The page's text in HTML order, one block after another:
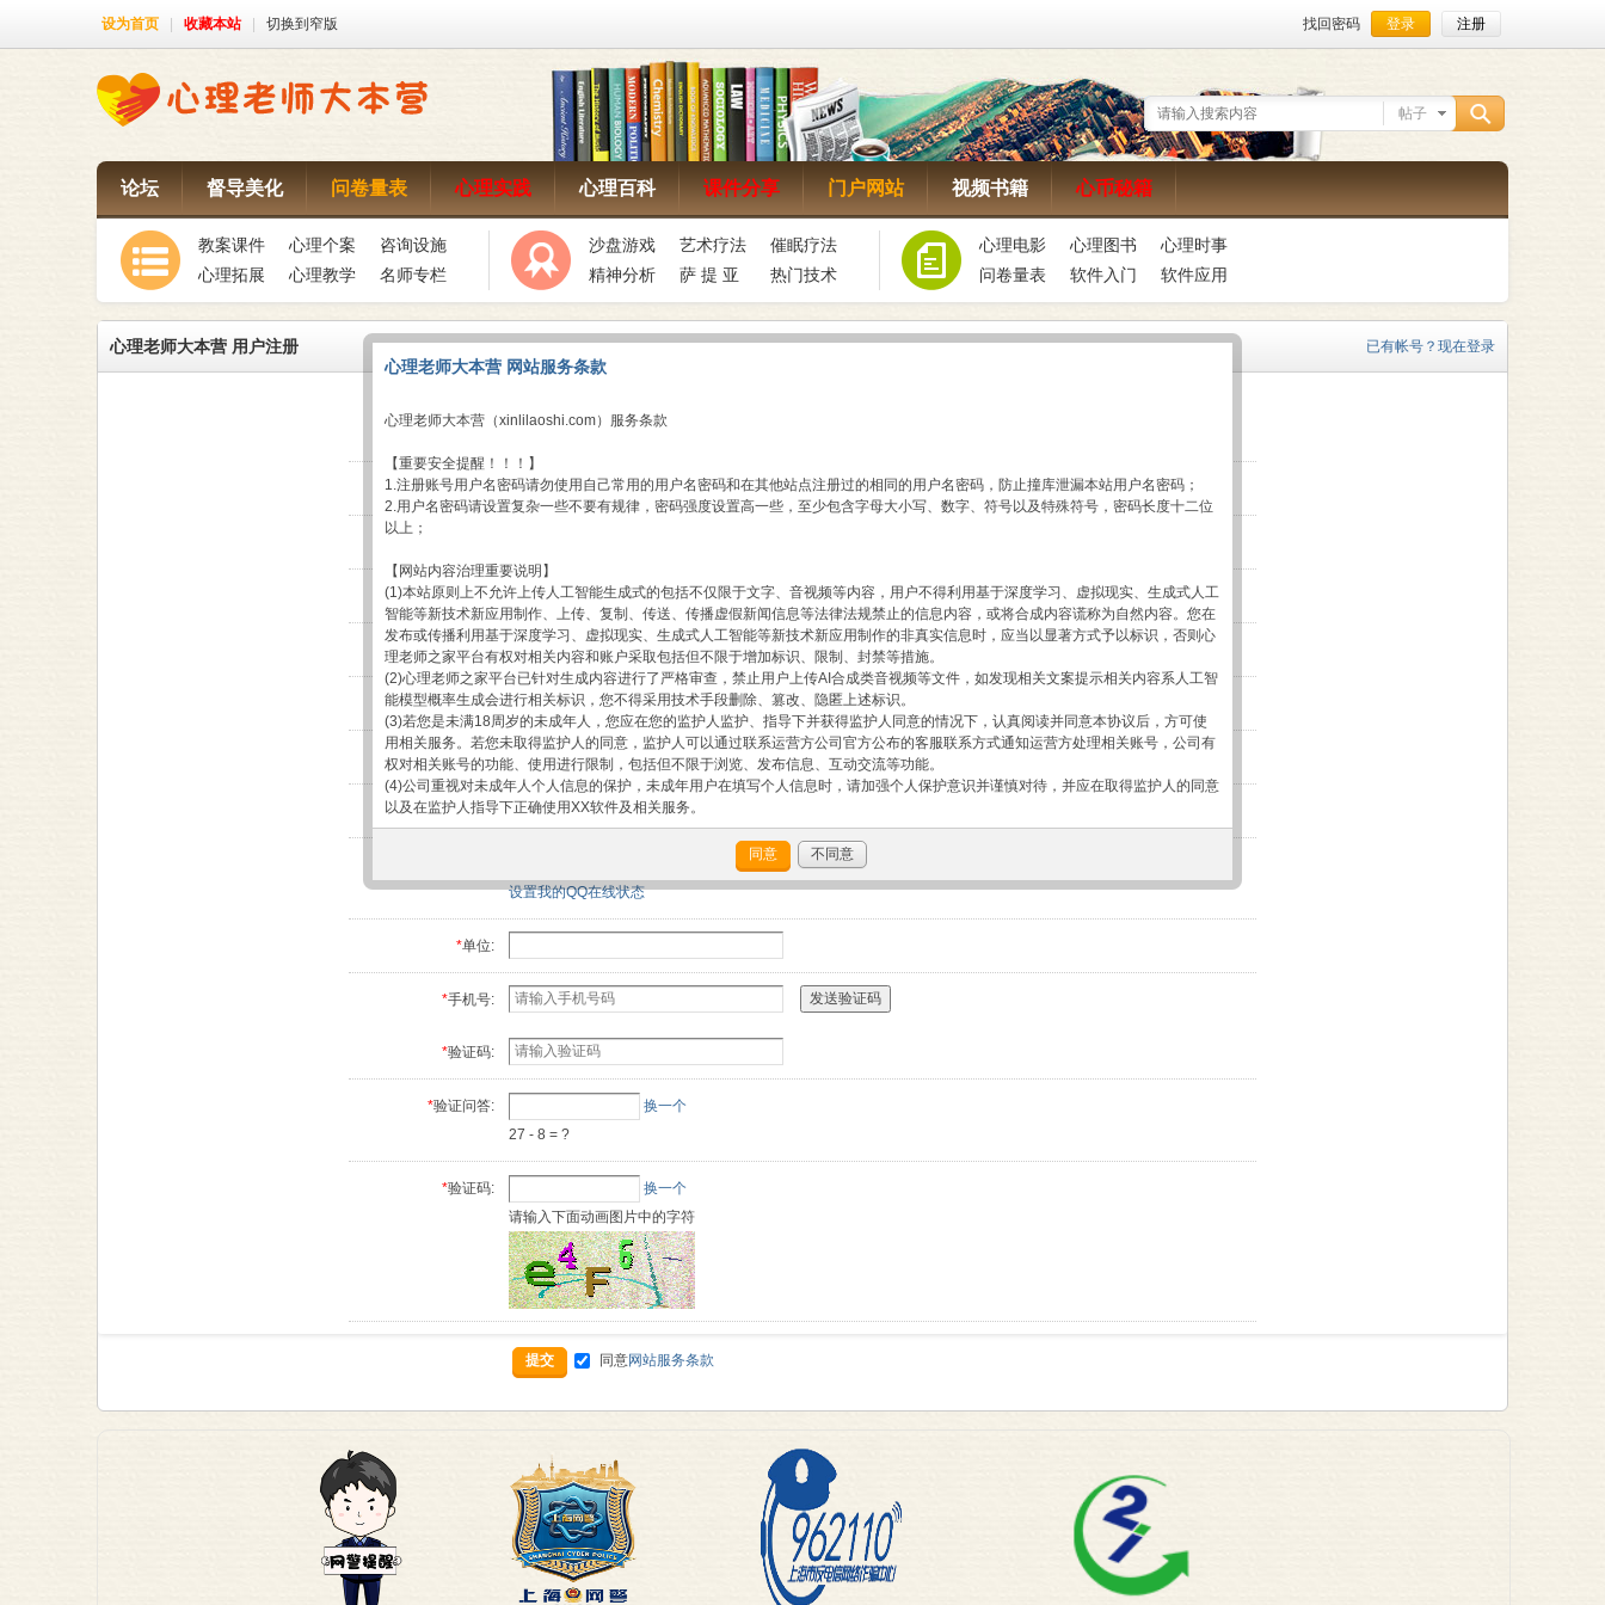
心理老师大本营 网站服务条款
心理老师大本营（xinlilaoshi.com）服务条款
【重要安全提醒！！！】
1.注册账号用户名密码请勿使用自己常用的用户名密码和在其他站点注册过的相同的用户名密码，防止撞库泄漏本站用户名密码；
2.用户名密码请设置复杂一些不要有规律，密码强度设置高一些，至少包含字母大小写、数字、符号以及特殊符号，密码长度十二位
以上；
【网站内容治理重要说明】
(1)本站原则上不允许上传人工智能生成式的包括不仅限于文字、音视频等内容，用户不得利用基于深度学习、虚拟现实、生成式人工
智能等新技术新应用制作、上传、复制、传送、传播虚假新闻信息等法律法规禁止的信息内容，或将合成内容谎称为自然内容。您在
发布或传播利用基于深度学习、虚拟现实、生成式人工智能等新技术新应用制作的非真实信息时，应当以显著方式予以标识，否则心
理老师之家平台有权对相关内容和账户采取包括但不限于增加标识、限制、封禁等措施。
(2)心理老师之家平台已针对生成内容进行了严格审查，禁止用户上传AI合成类音视频等文件，如发现相关文案提示相关内容系人工智
能模型概率生成会进行相关标识，您不得采用技术手段删除、篡改、隐匿上述标识。
(3)若您是未满18周岁的未成年人，您应在您的监护人监护、指导下并获得监护人同意的情况下，认真阅读并同意本协议后，方可使
用相关服务。若您未取得监护人的同意，监护人可以通过联系运营方公司官方公布的客服联系方式通知运营方处理相关账号，公司有
权对相关账号的功能、使用进行限制，包括但不限于浏览、发布信息、互动交流等功能。
(4)公司重视对未成年人个人信息的保护，未成年用户在填写个人信息时，请加强个人保护意识并谨慎对待，并应在取得监护人的同意
以及在监护人指导下正确使用XX软件及相关服务。
(5)为更好地保护未成年人隐私权益，公司特别提醒您慎重发布包含未成年人素材的内容，一经发布，即视为您已获得权利人同意在平
台及相关服务展示未成年人的肖像、声音等信息，且允许心理老师之家依据本协议使用、处理该等与未成年人相关的内容。
(6)监护人特别提示: 如您的被监护人使用平台相关服务的，您作为监护人应指导并监督被监护人的注册和使用行为，如您的被监护人
申请注册XX账号，公司将有权认为其已取得您的同意；
依据以下条件和条款提供您所享有的服务
（xinlilaoshi.com）网站所提供各种工具和服务(下称“服务”)。
1. 接受条款。
通过首页进入心理老师大本营（xinlilaoshi.com）网站即表示您同意自己已经与心理老师大本营（xinlilaoshi.com）订立本协议，且
更，心理老师大本营（xinlilaoshi.com）将其网站上刊载公告，通知予您。如您不同意相关变更，必须停止使用“服务”。经修订的“条
款”一经在心理老师大本营（xinlilaoshi.com）的公布后，立即自动生效。您继续使用“服务”将表示您接受经修订的“条款”。除另行明
人员签订书面协议，本协议不得另行作出修订。
2.谁可使用心理老师大本营（xinlilaoshi.com）
“服务”仅供能够根据相关法律订立具有法律约束力的合约的个人或公司使用。因此，您的使用目的必须局限于心理学学术交流和科学
研究，才可使用本网站服务。如不符合本项条件，请勿使用“服务”。心理老师大本营（xinlilaoshi.com）可随时自行全权决定拒绝向
任何人士提供“服务”。“服务”不会提供给被暂时或永久中止资格的心理老师大本营（xinlilaoshi.com）会员。
3. 收费。
成为心理老师大本营（xinlilaoshi.com）普通会员完全免费！心理老师大本营（xinlilaoshi.com）保留在根据第1条通知您后，收
取“服务”费用的权利。您因进行交易、向本网站获取有偿服务由您负责支付。心理老师大本营（xinlilaoshi.com）保留暂时或永久地
本网站网站仅作为用户物色交易对象，就货物和服务的交易进行协商，以及获取各类与贸易相关的服务的地点。但是，本网站不能控
制交易所涉及的物品的质量、安全或合法性，商贸信息的真实性或准确性，以及交易方履行其在贸易协议项下的各项义务的能力,本网
站不能也不会控制交易各方能否履行协议义务。此外，您应注意到，与外国国民、未成年人或以欺诈手段行事的人进行交易的风险是
客观存在的。
5.您的资料和供买卖的物品。
“您的资料”包括您在注册、交易或列举物品过程中、在任何公开信息场合或通过任何电子邮件形式，向本网站或其他用户提供的任何
同意 不同意
设为首页 收藏本站 切换到窄版 找回密码 登录 注册
帖子
论坛 督导美化 问卷量表 心理实践 心理百科 课件分享 门户网站 视频书籍 心币秘籍
教案课件 心理个案
咨询设施
心理拓展
心理教学 名师专栏
沙盘游戏 艺术疗法
催眠疗法
精神分析
萨 提 亚 热门技术
心理电影 心理图书
心理时事
问卷量表
软件入门 软件应用
已有帐号？现在登录
心理老师大本营 用户注册
*密码:
*Email:
*注册原因:
*真实姓名:
*性别:
*职业:
设置我的QQ在线状态
*单位:
*手机号:
*验证码:
*验证问答:
换一个
27 - 8 = ?
*验证码:
换一个
请输入下面动画图片中的字符
提交 同意网站服务条款